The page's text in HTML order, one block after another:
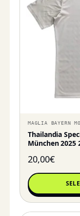
MAGLIA BAYERN
Thailandia
München 2025
20,00€